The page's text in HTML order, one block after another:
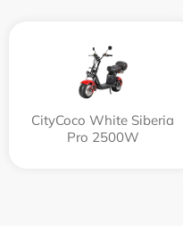
CityCoco White Siberia
Pro 2500W